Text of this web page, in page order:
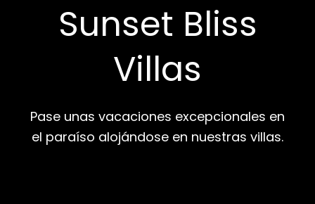
Sunset Bliss
Villas
Pase unas vacaciones excepcionales en
el paraíso alojándose en nuestras villas.